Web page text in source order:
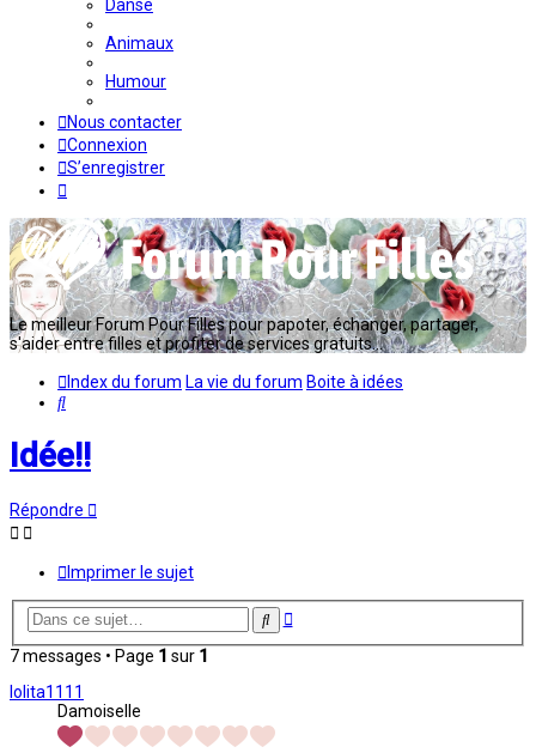
Danse
Animaux
Humour
Nous contacter
Connexion
S’enregistrer
Le meilleur Forum Pour Filles pour papoter, échanger, partager,
s'aider entre filles et profiter de services gratuits...
Index du forum La vie du forum Boite à idées
Rechercher
Idée!!
Répondre
Imprimer le sujet
Rechercher
Recherche
7 messages • Page 1 sur 1
lolita1111
Damoiselle